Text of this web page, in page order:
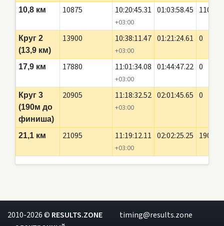
10,8 км 10875 10:20:45.31
+03:00
01:03:58.45 110
Круг 2
(13,9 км)
13900 10:38:11.47
+03:00
01:21:24.61 0
17,9 км 17880 11:01:34.08
+03:00
01:44:47.22 0
Круг 3
(190м до
финиша)
20905 11:18:32.52
+03:00
02:01:45.65 0
21,1 км 21095 11:19:12.11
+03:00
02:02:25.25 190
2010-2026 © RESULTS.ZONE
timing@results.zone